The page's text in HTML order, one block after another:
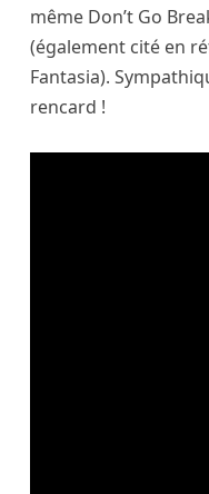
même Don’t Go
(également cité en
Fantasia).
rencard !